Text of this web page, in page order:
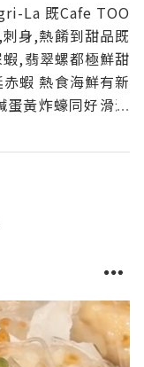
La 既Cafe TOO
身,熱餚到甜品既
,翡翠螺都極鮮甜
蝦 熱食海鮮有新
黃炸蠔同好滑溜
個配搭💯 烤肉方